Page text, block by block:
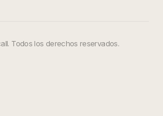
Todos los derechos reservados.